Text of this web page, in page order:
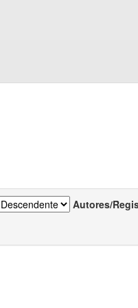
Autores/